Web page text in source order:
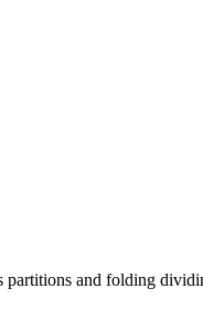
and folding